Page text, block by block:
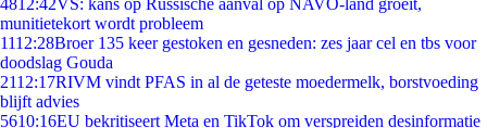
4812:42VS: kans op Russische aanval op NAVO-land groeit,
munitietekort wordt probleem
1112:28Broer 135 keer gestoken en gesneden: zes jaar cel en tbs voor
doodslag Gouda
2112:17RIVM vindt PFAS in al de geteste moedermelk, borstvoeding
blijft advies
5610:16EU bekritiseert Meta en TikTok om verspreiden desinformatie